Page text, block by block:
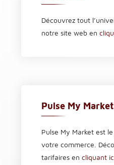
Découvrez tout
notre site web en
Pulse My Market
Pulse My Market est
votre commerce.
tarifaires en cliquant